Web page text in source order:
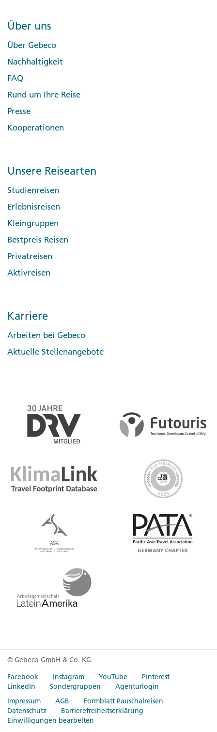
Day 4 Funchal
Day 5 Funchal
Day 6 Funchal
Über uns
Über Gebeco
Nachhaltigkeit
FAQ
Rund um Ihre Reise
Presse
Kooperationen
Unsere Reisearten
Studienreisen
Erlebnisreisen
Kleingruppen
Bestpreis Reisen
Privatreisen
Aktivreisen
Karriere
Arbeiten bei Gebeco
Aktuelle Stellenangebote
© Gebeco GmbH & Co. KG
Facebook
Instagram YouTube
Pinterest
LinkedIn
Sondergruppen
Agenturlogin
Impressum
AGB
Formblatt Pauschalreisen
Datenschutz
Barrierefreiheitserklärung
Einwilligungen bearbeiten